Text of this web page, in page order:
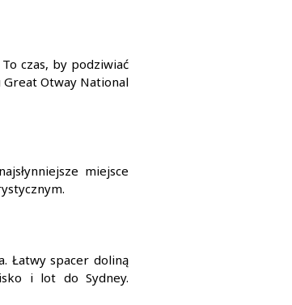
czas, by podziwiać
Otway National
miejsce
Łatwy spacer doliną
i lot do Sydney.